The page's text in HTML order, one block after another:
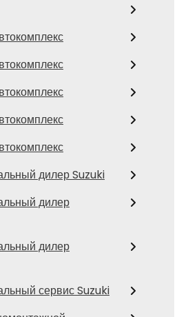
дилер Suzuki
дилер
дилер
сервис Suzuki